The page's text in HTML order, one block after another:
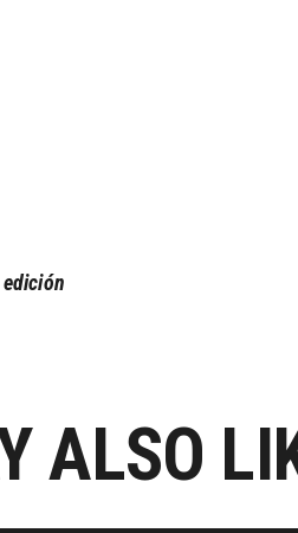
ALSO